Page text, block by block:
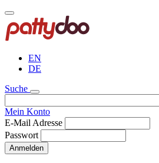
Direkt
zum
Inhalt
EN
DE
Suche
Mein Konto
E-Mail Adresse
Passwort
Anmelden